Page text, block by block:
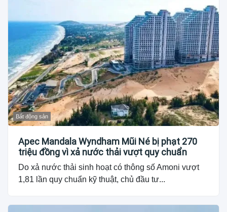
Bất động sản
Apec Mandala Wyndham Mũi Né bị phạt 270
triệu đồng vì xả nước thải vượt quy chuẩn
Do xả nước thải sinh hoạt có thông số Amoni vượt
1,81 lần quy chuẩn kỹ thuật, chủ đầu tư...